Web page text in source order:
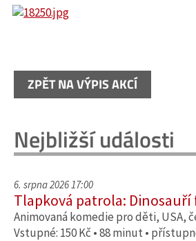
ZPĚT NA VÝPIS AKCÍ
Nejbližší události
6. srpna 2026 17:00
Tlapková patrola: Dinosauří
Animovaná komedie pro děti, USA,
Vstupné: 150 Kč • 88 minut •